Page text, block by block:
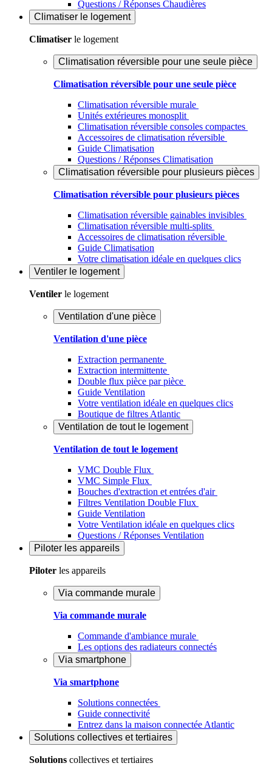
Questions / Réponses Chaudières
Climatiser le logement
Climatiser le logement
Climatisation réversible pour une seule pièce
Climatisation réversible pour une seule pièce
Climatisation réversible murale
Unités extérieures monosplit
Climatisation réversible consoles compactes
Accessoires de climatisation réversible
Guide Climatisation
Questions / Réponses Climatisation
Climatisation réversible pour plusieurs pièces
Climatisation réversible pour plusieurs pièces
Climatisation réversible gainables invisibles
Climatisation réversible multi-splits
Accessoires de climatisation réversible
Guide Climatisation
Votre climatisation idéale en quelques clics
Ventiler le logement
Ventiler le logement
Ventilation d'une pièce
Ventilation d'une pièce
Extraction permanente
Extraction intermittente
Double flux pièce par pièce
Guide Ventilation
Votre ventilation idéale en quelques clics
Boutique de filtres Atlantic
Ventilation de tout le logement
Ventilation de tout le logement
VMC Double Flux
VMC Simple Flux
Bouches d'extraction et entrées d'air
Filtres Ventilation Double Flux
Guide Ventilation
Votre Ventilation idéale en quelques clics
Questions / Réponses Ventilation
Piloter les appareils
Piloter les appareils
Via commande murale
Via commande murale
Commande d'ambiance murale
Les options des radiateurs connectés
Via smartphone
Via smartphone
Solutions connectées
Guide connectivité
Entrez dans la maison connectée Atlantic
Solutions collectives et tertiaires
Solutions collectives et tertiaires